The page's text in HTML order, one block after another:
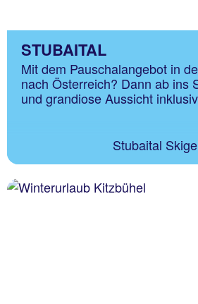
STUBAITAL
Mit dem Pauschalangebot in
nach Österreich? Dann ab ins
und grandiose Aussicht
Stubaital